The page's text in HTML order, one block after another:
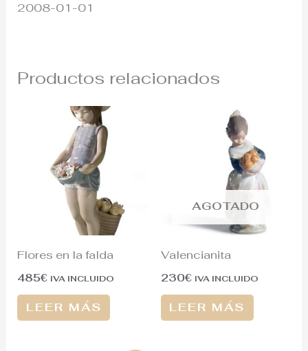
2008-01-01
Productos relacionados
Flores en la falda
485€ IVA INCLUIDO
LEER MÁS
AGOTADO
Valencianita
230€ IVA INCLUIDO
LEER MÁS